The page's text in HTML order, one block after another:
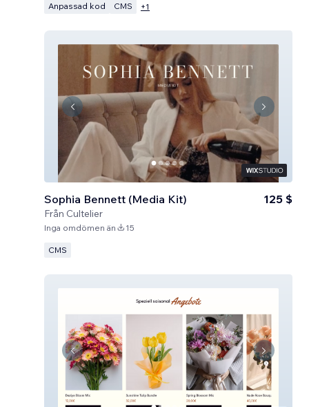
Anpassad kod CMS +1
Sophia Bennett (Media Kit)
Från Cultelier
125 $
Inga omdömen än 15
CMS